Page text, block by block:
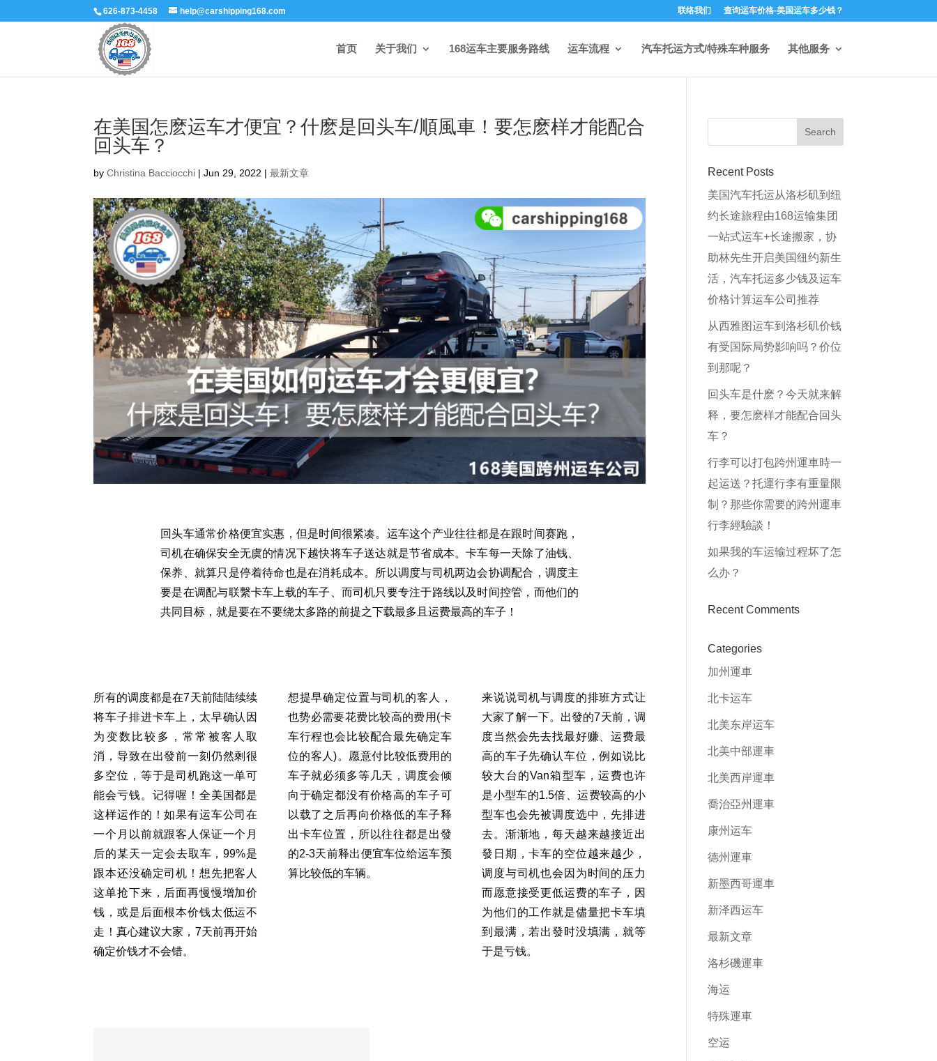
626-873-4458 help@carshipping168.com 联络我们 查询运车价格-美国运车多少钱？
首页 关于我们 168运车主要服务路线 运车流程 汽车托运方式/特殊车种服务 其他服务
在美国怎麽运车才便宜？什麽是回头车/順風車！要怎麽样才能配合
回头车？
byChristina Bacciocchi |Jun 29, 2022 |最新文章
回头车通常价格便宜实惠，但是时间很紧凑。运车这个产业往往都是在跟时间赛跑，
司机在确保安全无虞的情况下越快将车子送达就是节省成本。卡车每一天除了油钱、
保养、就算只是停着待命也是在消耗成本。所以调度与司机两边会协调配合，调度主
要是在调配与联繫卡车上载的车子、而司机只要专注于路线以及时间控管，而他们的
共同目标，就是要在不要绕太多路的前提之下载最多且运费最高的车子！
所有的调度都是在7天前陆陆续续
将车子排进卡车上，太早确认因
为变数比较多，常常被客人取
消，导致在出發前一刻仍然剩很
多空位，等于是司机跑这一单可
能会亏钱。记得喔！全美国都是
这样运作的！如果有运车公司在
一个月以前就跟客人保证一个月
后的某天一定会去取车，99%是
跟本还没确定司机！想先把客人
这单抢下来，后面再慢慢增加价
钱，或是后面根本价钱太低运不
走！真心建议大家，7天前再开始
确定价钱才不会错。
想提早确定位置与司机的客人，
也势必需要花费比较高的费用(卡
车行程也会比较配合最先确定车
位的客人)。愿意付比较低费用的
车子就必须多等几天，调度会倾
向于确定都没有价格高的车子可
以载了之后再向价格低的车子释
出卡车位置，所以往往都是出發
的2-3天前释出便宜车位给运车预
算比较低的车辆。
来说说司机与调度的排班方式让
大家了解一下。出發的7天前，调
度当然会先去找最好赚、运费最
高的车子先确认车位，例如说比
较大台的Van箱型车，运费也许
是小型车的1.5倍、运费较高的小
型车也会先被调度选中，先排进
去。渐渐地，每天越来越接近出
發日期，卡车的空位越来越少，
调度与司机也会因为时间的压力
而愿意接受更低运费的车子，因
为他们的工作就是儘量把卡车填
到最满，若出發时没填满，就等
于是亏钱。
Recent Posts
美国汽车托运从洛杉矶到纽
约长途旅程由168运输集团
一站式运车+长途搬家，协
助林先生开启美国纽约新生
活，汽车托运多少钱及运车
价格计算运车公司推荐
从西雅图运车到洛杉矶价钱
有受国际局势影响吗？价位
到那呢？
回头车是什麽？今天就来解
释，要怎麽样才能配合回头
车？
行李可以打包跨州運車時一
起运送？托運行李有重量限
制？那些你需要的跨州運車
行李經驗談！
如果我的车运输过程坏了怎
么办？
Recent Comments
Categories
加州運車
北卡运车
北美东岸运车
北美中部運車
北美西岸運車
喬治亞州運車
康州运车
德州運車
新墨西哥運車
新泽西运车
最新文章
洛杉磯運車
海运
特殊運車
空运